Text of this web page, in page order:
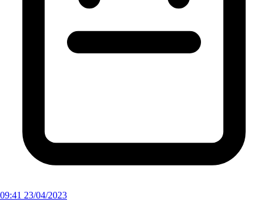
09:41 23/04/2023